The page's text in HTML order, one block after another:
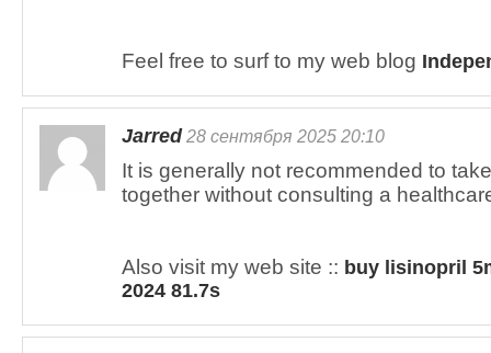
Feel free to surf to my web blog
Jarred28 сентября 2025 20:10
It is generally not recommended to
together without consulting a
Also visit my web site :: buy lisinopril
2024 81.7s